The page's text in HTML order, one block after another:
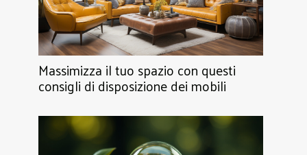
Massimizza il tuo spazio con questi
consigli di disposizione dei mobili